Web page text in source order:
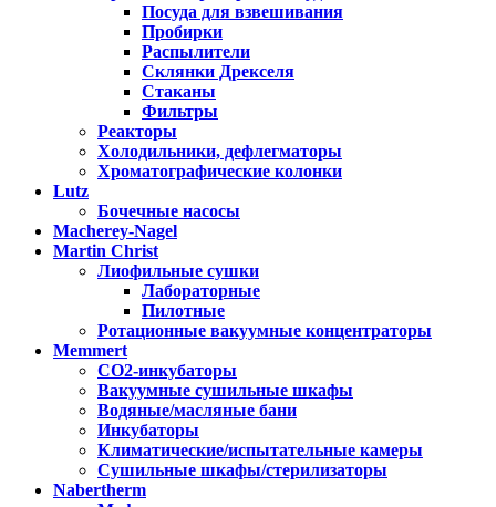
Посуда для взвешивания
Пробирки
Распылители
Склянки Дрекселя
Стаканы
Фильтры
Реакторы
Холодильники, дефлегматоры
Хроматографические колонки
Lutz
Бочечные насосы
Macherey-Nagel
Martin Christ
Лиофильные сушки
Лабораторные
Пилотные
Ротационные вакуумные концентраторы
Memmert
CO2-инкубаторы
Вакуумные сушильные шкафы
Водяные/масляные бани
Инкубаторы
Климатические/испытательные камеры
Сушильные шкафы/стерилизаторы
Nabertherm